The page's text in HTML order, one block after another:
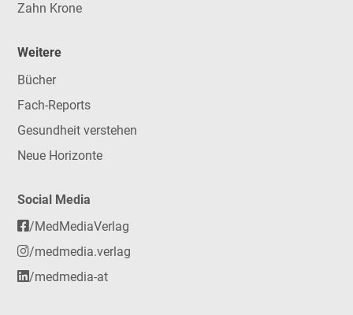
Zahn Krone
Weitere
Bücher
Fach-Reports
Gesundheit verstehen
Neue Horizonte
Social Media
/MedMediaVerlag
/medmedia.verlag
/medmedia-at